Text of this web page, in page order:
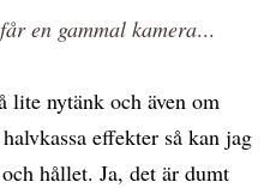
en gammal kamera...
lite nytänk och även om
effekter så kan jag
hållet. Ja, det är dumt